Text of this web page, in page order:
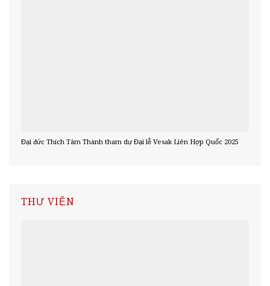
Đại đức Thích Tâm Thành tham dự Đại lễ Vesak Liên Hợp Quốc 2025
THƯ VIỆN